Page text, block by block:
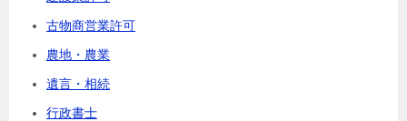
古物商営業許可
農地・農業
遺言・相続
行政書士